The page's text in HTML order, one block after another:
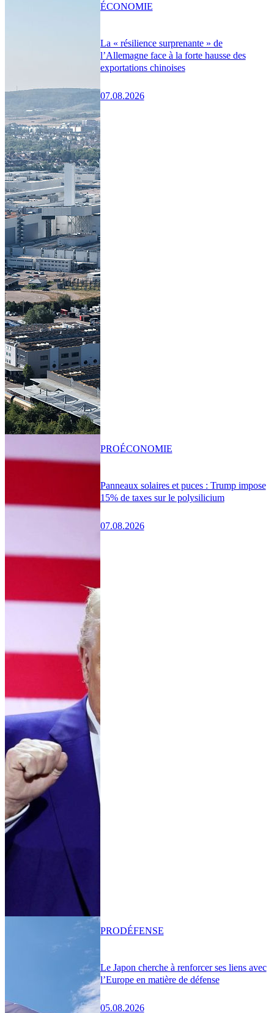
La « résilience surprenante » de
l’Allemagne face à la forte hausse des
exportations chinoises
07.08.2026
ÉCONOMIE
Panneaux solaires et puces : Trump impose
15% de taxes sur le polysilicium
07.08.2026
PROÉCONOMIE
Le Japon cherche à renforcer ses liens avec
l’Europe en matière de défense
05.08.2026
PRODÉFENSE